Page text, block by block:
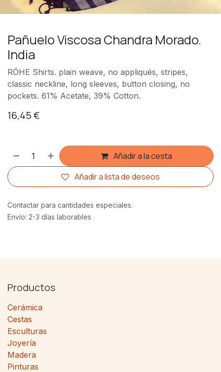
Pañuelo Viscosa Chandra Morado.
India
RÓHE Shirts. plain weave, no appliqués, stripes,
classic neckline, long sleeves, button closing, no
pockets. 61% Acetate, 39% Cotton.
16,45€
Añadir a la cesta
Añadir a lista de deseos
Contactar para cantidades especiales.
Envío: 2-3 días laborables
Productos
Cerámica
Cestas
Esculturas
Joyería
Madera
Pinturas